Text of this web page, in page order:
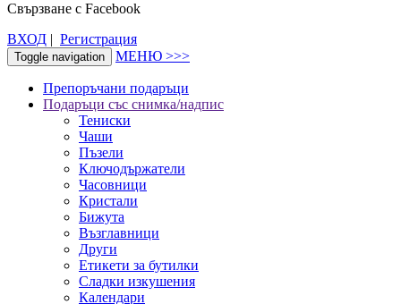
Свързване с Facebook
ВХОД | Регистрация
Toggle navigation МЕНЮ >>>
Препоръчани подаръци
Подаръци със снимка/надпис
Тениски
Чаши
Пъзели
Ключодържатели
Часовници
Кристали
Бижута
Възглавници
Други
Етикети за бутилки
Сладки изкушения
Календари